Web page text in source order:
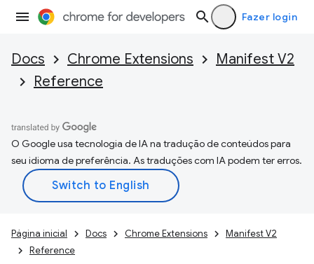
Fazer login
Docs Chrome Extensions
Manifest V2
Reference
O Google usa tecnologia de IA na tradução de conteúdos para
seu idioma de preferência. As traduções com IA podem ter erros.
Página inicial Docs Chrome Extensions
Manifest V2
Reference